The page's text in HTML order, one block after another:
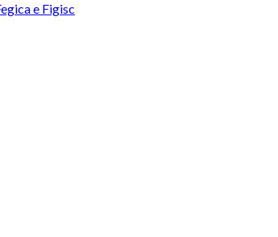
e Figisc